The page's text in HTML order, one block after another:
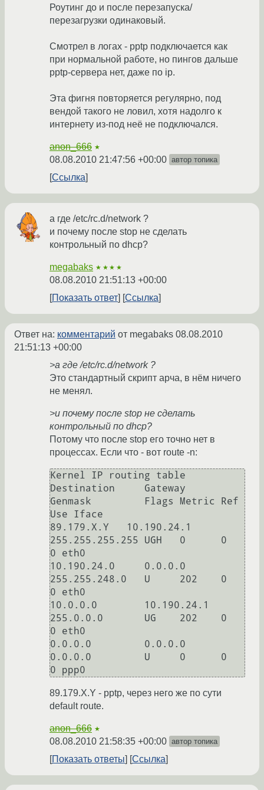
Роутинг до и после перезапуска/
перезагрузки одинаковый.
Смотрел в логах - pptp подключается как
при нормальной работе, но пингов дальше
pptp-сервера нет, даже по ip.
Эта фигня повторяется регулярно, под
вендой такого не ловил, хотя надолго к
интернету из-под неё не подключался.
anon_666 ★
08.08.2010 21:47:56 +00:00 автор топика
Ссылка
а где /etc/rc.d/network ?
и почему после stop не сделать
контрольный по dhcp?
megabaks ★★★★
08.08.2010 21:51:13 +00:00
Показать ответ
Ссылка
Ответ на: комментарий от megabaks 08.08.2010
21:51:13 +00:00
>а где /etc/rc.d/network ?
Это стандартный скрипт арча, в нём ничего
не менял.
>и почему после stop не сделать
контрольный по dhcp?
Потому что после stop его точно нет в
процессах. Если что - вот route -n:
Kernel IP routing table
Destination     Gateway
Genmask         Flags Metric Ref
Use Iface
89.179.X.Y   10.190.24.1
255.255.255.255 UGH   0      0
0 eth0
10.190.24.0     0.0.0.0
255.255.248.0   U     202    0
0 eth0
10.0.0.0        10.190.24.1
255.0.0.0       UG    202    0
0 eth0
0.0.0.0         0.0.0.0
0.0.0.0         U     0      0
0 ppp0
89.179.X.Y - pptp, через него же по сути
default route.
anon_666 ★
08.08.2010 21:58:35 +00:00 автор топика
Показать ответы Ссылка